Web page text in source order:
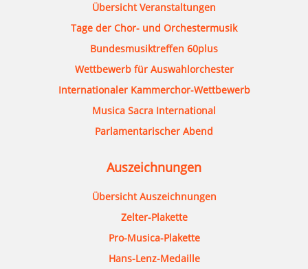
Übersicht Veranstaltungen
Tage der Chor- und Orchestermusik
Bundesmusiktreffen 60plus
Wettbewerb für Auswahlorchester
Internationaler Kammerchor-Wettbewerb
Musica Sacra International
Parlamentarischer Abend
Auszeichnungen
Übersicht Auszeichnungen
Zelter-Plakette
Pro-Musica-Plakette
Hans-Lenz-Medaille